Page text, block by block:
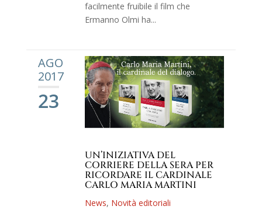
facilmente fruibile il film che
Ermanno Olmi ha...
AGO
2017
23
UN’INIZIATIVA DEL
CORRIERE DELLA SERA PER
RICORDARE IL CARDINALE
CARLO MARIA MARTINI
News, Novità editoriali